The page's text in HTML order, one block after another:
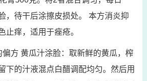
，待干后涂擦皮损处。 本方消炎抑
止痒，适用于痤疮。
方 黄瓜汁涂脸：取新鲜的黄瓜，榨
下的汁液混点白醋调配均匀。然后用